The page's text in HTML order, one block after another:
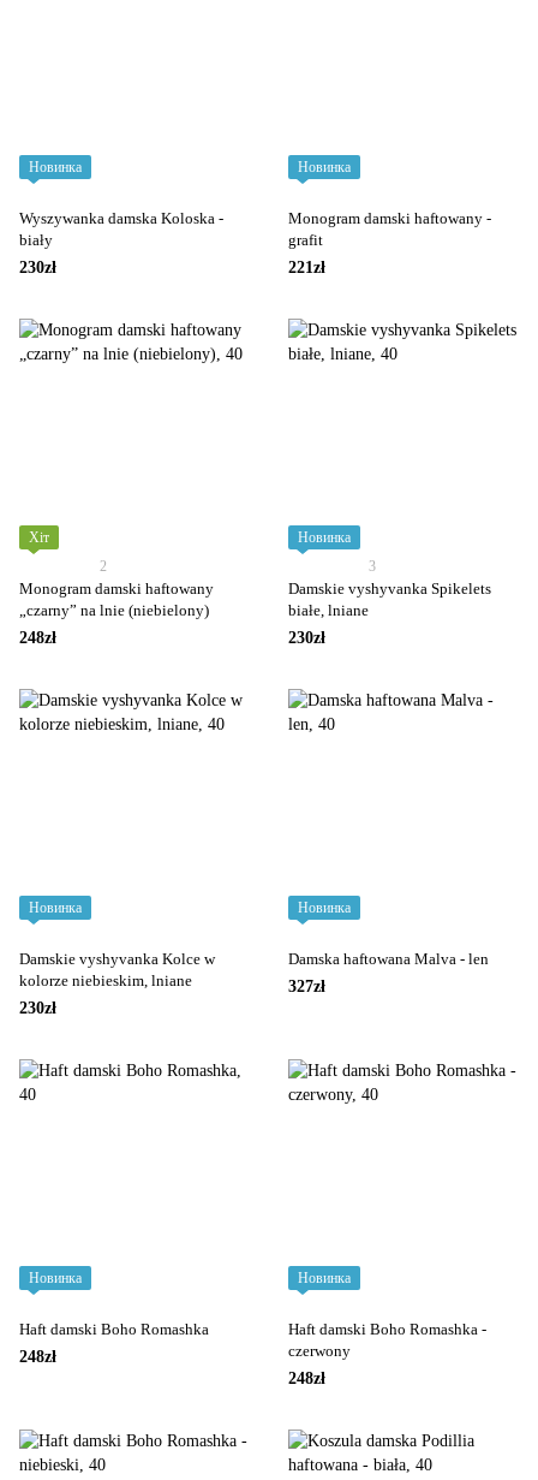
Новинка
Wyszywanka damska Koloska -
biały
230zł
Новинка
Monogram damski haftowany -
grafit
221zł
Хіт
2
Monogram damski haftowany
„czarny” na lnie (niebielony)
248zł
Новинка
3
Damskie vyshyvanka Spikelets
białe, lniane
230zł
Новинка
Damskie vyshyvanka Kolce w
kolorze niebieskim, lniane
230zł
Новинка
Damska haftowana Malva - len
327zł
Новинка
Haft damski Boho Romashka
248zł
Новинка
Haft damski Boho Romashka -
czerwony
248zł